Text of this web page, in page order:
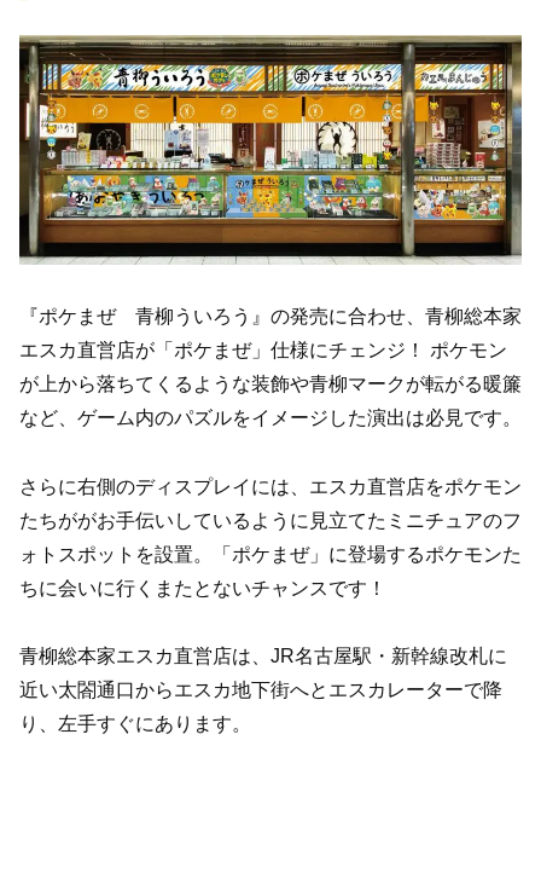
『ポケまぜ 青柳ういろう』の発売に合わせ、青柳総本家
エスカ直営店が「ポケまぜ」仕様にチェンジ！ ポケモン
が上から落ちてくるような装飾や青柳マークが転がる暖簾
など、ゲーム内のパズルをイメージした演出は必見です。
さらに右側のディスプレイには、エスカ直営店をポケモン
たちががお手伝いしているように見立てたミニチュアのフ
ォトスポットを設置。「ポケまぜ」に登場するポケモンた
ちに会いに行くまたとないチャンスです！
青柳総本家エスカ直営店は、JR名古屋駅・新幹線改札に
近い太閤通口からエスカ地下街へとエスカレーターで降
り、左手すぐにあります。